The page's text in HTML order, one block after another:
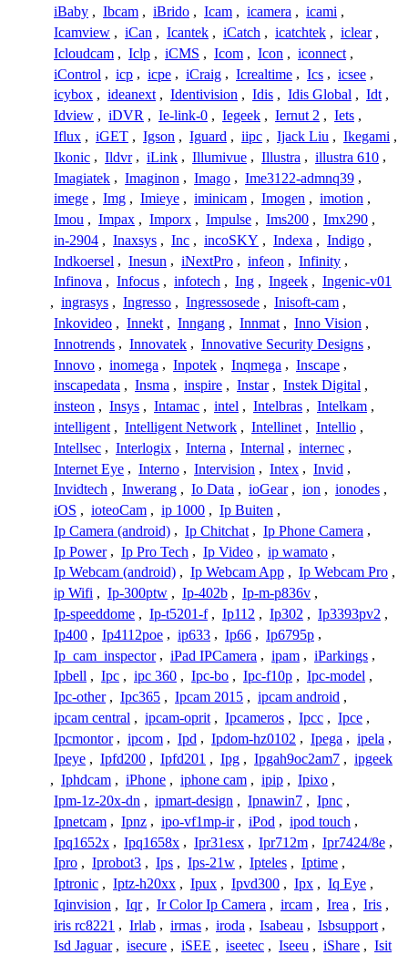
iBaby , Ibcam , iBrido , Icam , icamera , icami ,
Icamview , iCan , Icantek , iCatch , icatchtek , iclear ,
Icloudcam , Iclp , iCMS , Icom , Icon , iconnect ,
iControl , icp , icpe , iCraig , Icrealtime , Ics , icsee ,
icybox , ideanext , Identivision , Idis , Idis Global , Idt ,
Idview , iDVR , Ie-link-0 , Iegeek , Iernut 2 , Iets ,
Iflux , iGET , Igson , Iguard , iipc , Ijack Liu , Ikegami ,
Ikonic , Ildvr , iLink , Illumivue , Illustra , illustra 610 ,
Imagiatek , Imaginon , Imago , Ime3122-admnq39 ,
imege , Img , Imieye , iminicam , Imogen , imotion ,
Imou , Impax , Imporx , Impulse , Ims200 , Imx290 ,
in-2904 , Inaxsys , Inc , incoSKY , Indexa , Indigo ,
Indkoersel , Inesun , iNextPro , infeon , Infinity ,
Infinova , Infocus , infotech , Ing , Ingeek , Ingenic-v01
, ingrasys , Ingresso , Ingressosede , Inisoft-cam ,
Inkovideo , Innekt , Inngang , Innmat , Inno Vision ,
Innotrends , Innovatek , Innovative Security Designs ,
Innovo , inomega , Inpotek , Inqmega , Inscape ,
inscapedata , Insma , inspire , Instar , Instek Digital ,
insteon , Insys , Intamac , intel , Intelbras , Intelkam ,
intelligent , Intelligent Network , Intellinet , Intellio ,
Intellsec , Interlogix , Interna , Internal , internec ,
Internet Eye , Interno , Intervision , Intex , Invid ,
Invidtech , Inwerang , Io Data , ioGear , ion , ionodes ,
iOS , ioteoCam , ip 1000 , Ip Buiten ,
Ip Camera (android) , Ip Chitchat , Ip Phone Camera ,
Ip Power , Ip Pro Tech , Ip Video , ip wamato ,
Ip Webcam (android) , Ip Webcam App , Ip Webcam Pro ,
ip Wifi , Ip-300ptw , Ip-402b , Ip-m-p836v ,
Ip-speeddome , Ip-t5201-f , Ip112 , Ip302 , Ip3393pv2 ,
Ip400 , Ip4112poe , ip633 , Ip66 , Ip6795p ,
Ip_cam_inspector , iPad IPCamera , ipam , iParkings ,
Ipbell , Ipc , ipc 360 , Ipc-bo , Ipc-f10p , Ipc-model ,
Ipc-other , Ipc365 , Ipcam 2015 , ipcam android ,
ipcam central , ipcam-oprit , Ipcameros , Ipcc , Ipce ,
Ipcmontor , ipcom , Ipd , Ipdom-hz0102 , Ipega , ipela ,
Ipeye , Ipfd200 , Ipfd201 , Ipg , Ipgah9oc2am7 , ipgeek
, Iphdcam , iPhone , iphone cam , ipip , Ipixo ,
Ipm-1z-20x-dn , ipmart-design , Ipnawin7 , Ipnc ,
Ipnetcam , Ipnz , ipo-vf1mp-ir , iPod , ipod touch ,
Ipq1652x , Ipq1658x , Ipr31esx , Ipr712m , Ipr7424/8e ,
Ipro , Iprobot3 , Ips , Ips-21w , Ipteles , Iptime ,
Iptronic , Iptz-h20xx , Ipux , Ipvd300 , Ipx , Iq Eye ,
Iqinvision , Iqr , Ir Color Ip Camera , ircam , Irea , Iris ,
iris rc8221 , Irlab , irmas , iroda , Isabeau , Isbsupport ,
Isd Jaguar , isecure , iSEE , iseetec , Iseeu , iShare , Isit